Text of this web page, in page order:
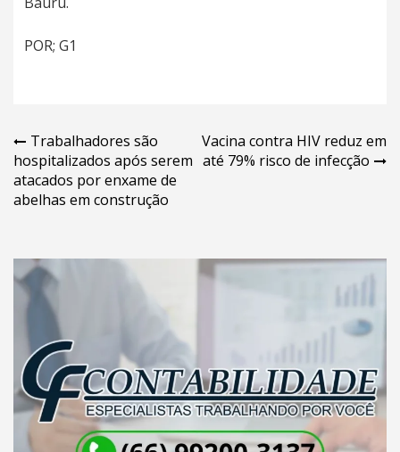
POR; G1
Navegação
de
Post
Trabalhadores são
hospitalizados após serem
atacados por enxame de
abelhas em construção
Vacina contra HIV reduz em
até 79% risco de infecção